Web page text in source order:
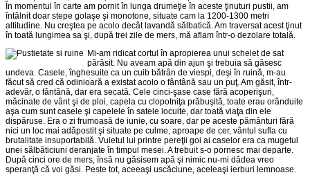
În momentul în carte am pornit în lunga drumeţie în aceste ţinuturi pustii, am
întâlnit doar stepe golaşe şi monotone, situate cam la 1200-1300 metri
altitudine. Nu creştea pe acolo decât lavandă sălbatică. Am traversat acest ţinut
în toată lungimea sa şi, după trei zile de mers, mă aflam într-o dezolare totală.
Mi-am ridicat cortul în apropierea unui schelet de sat
părăsit. Nu aveam apă din ajun şi trebuia să găsesc
undeva. Casele, înghesuite ca un cuib bătrân de viespi, deşi în ruină, m-au
făcut să cred că odinioară a existat acolo o fântână sau un puţ. Am găsit, într-
adevăr, o fântână, dar era secată. Cele cinci-şase case fără acoperişuri,
măcinate de vânt şi de ploi, capela cu clopotniţa prăbuşită, toate erau orânduite
aşa cum sunt casele şi capelele în satele locuite, dar toată viaţa din ele
dispăruse. Era o zi frumoasă de iunie, cu soare, dar pe aceste pământuri fără
nici un loc mai adăpostit şi situate pe culme, aproape de cer, vântul sufla cu
brutalitate insuportabilă. Vuietul lui printre pereţii goi ai caselor era ca mugetul
unei sălbăticiuni deranjate în timpul mesei. A trebuit s-o pornesc mai departe.
După cinci ore de mers, însă nu găsisem apă şi nimic nu-mi dădea vreo
speranţă că voi găsi. Peste tot, aceeaşi uscăciune, aceleaşi ierburi lemnoase.